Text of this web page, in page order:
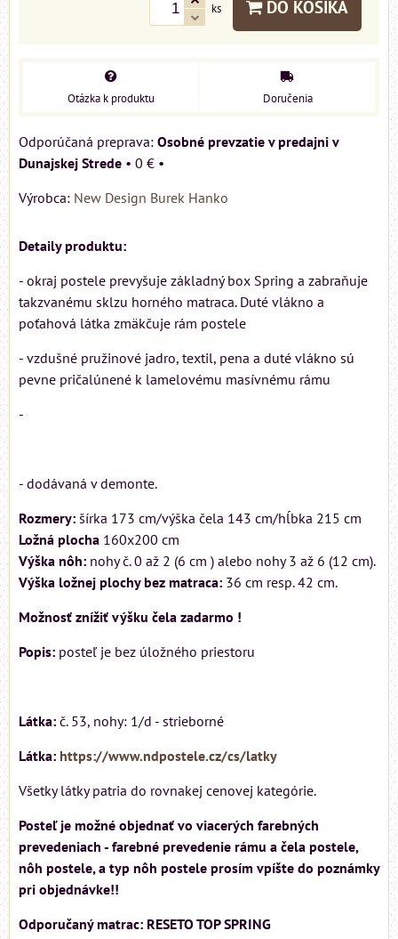
ks DO KOŠÍKA
Otázka k produktu Doručenia
Osobné prevzatie v predajni v
Dunajskej Strede • 0 € •
Výrobca: New Design Burek Hanko
Detaily produktu:
- okraj postele prevyšuje základný box Spring a zabraňuje
takzvanému sklzu horného matraca. Duté vlákno a
poťahová látka zmäkčuje rám postele
- vzdušné pružinové jadro, textil, pena a duté vlákno sú
pevne pričalúnené k lamelovému masívnému rámu
-
- dodávaná v demonte.
Rozmery: šírka 173 cm/výška čela 143 cm/hĺbka 215 cm
Ložná plocha 160x200 cm
Výška nôh: nohy č. 0 až 2 (6 cm ) alebo nohy 3 až 6 (12 cm).
Výška ložnej plochy bez matraca: 36 cm resp. 42 cm.
Možnosť znížiť výšku čela zadarmo !
Popis: posteľ je bez úložného priestoru
Látka: č. 53, nohy: 1/d - strieborné
Látka: https://www.ndpostele.cz/cs/latky
Všetky látky patria do rovnakej cenovej kategórie.
Posteľ je možné objednať vo viacerých farebných
prevedeniach - farebné prevedenie rámu a čela postele,
nôh postele, a typ nôh postele prosím vpíšte do poznámky
pri objednávke!!
Odporučaný matrac: RESETO TOP SPRING